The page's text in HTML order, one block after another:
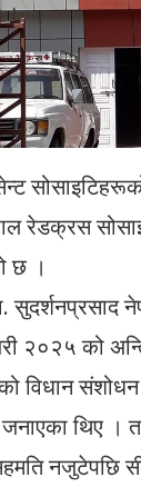
रेडक्रस
छ ।
सुदर्शनप्रसाद
२०२५ को
संशोधन
जनाएका थिए
नजुटेपछि